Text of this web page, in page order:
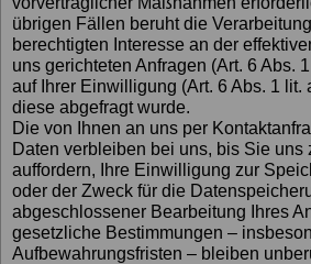
übrigen Fällen beruht die
berechtigten Interesse an der
uns gerichteten Anfragen (Art. 6 Abs.
auf Ihrer Einwilligung (Art. 6 Abs. 1 lit.
diese abgefragt wurde.
Die von Ihnen an uns per
Daten verbleiben bei uns, bis Sie uns
auffordern, Ihre Einwilligung zur
oder der Zweck für die
abgeschlossener Bearbeitung Ihres
gesetzliche Bestimmungen –
Aufbewahrungsfristen – bleiben